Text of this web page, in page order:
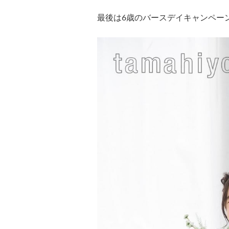
最後は6歳のバースデイキャンペー